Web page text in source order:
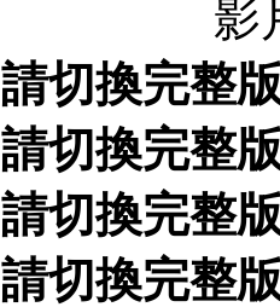
影
請切換完整
請切換完整
請切換完整
請切換完整